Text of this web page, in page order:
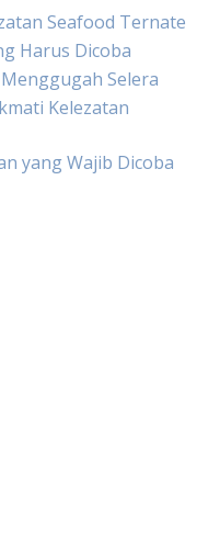
Seafood Ternate
Harus Dicoba
Selera
Kelezatan
yang Wajib Dicoba